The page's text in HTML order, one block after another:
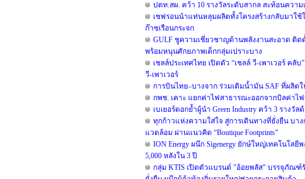
ปตท.สผ. คว้า 10 รางวัลระดับสากล สะท้อนควา
เชฟรอนนำแท่นหลุมผลิตทั้งโครงสร้างกลับมาใ
ก๊าซเรือนกระจก
GULF ชูความเชี่ยวชาญด้านพลังงานสะอาด ติดตั้
พร้อมหนุนศักยภาพเด็กกลุ่มเปราะบาง
เชลล์ประเทศไทย เปิดตัว “เชลล์ วี-เพาเวอร์
วี-เพาเวอร์
การบินไทย–บางจาก ร่วมเติมน้ำมัน SAF ที่ผลิ
กพช. เคาะ แยกค่าไฟสาธารณะออกจากบิลค่าไ
เบเยอร์ตอกย้ำผู้นำ Green Industry คว้า 3 รางวั
ทุกก้าวแห่งความใส่ใจ สู่การเดินทางที่ยั่งยืน บา
แวดล้อม ผ่านแนวคิด “Boutique Footprints”
ION Energy ผนึก Sigenergy ยักษ์ใหญ่เทคโนโ
5,000 หลังใน 3 ปี
กลุ่ม KTIS เปิดตัวแบรนด์ "อ้อยพลัส" บรรจุภัณฑ์